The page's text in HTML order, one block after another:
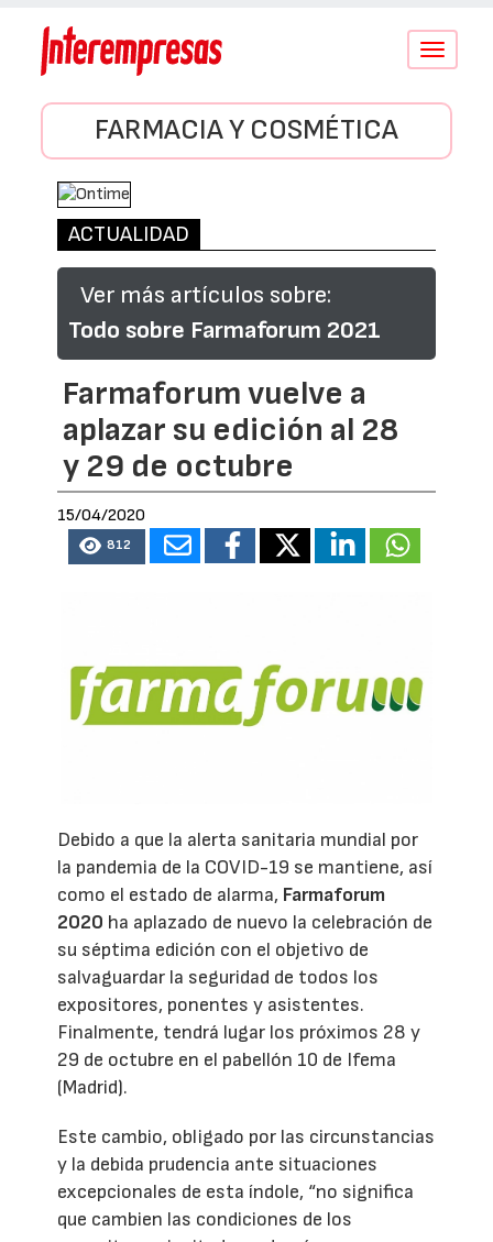
Conmutar
FARMACIA Y COSMÉTICA
ACTUALIDAD
Ver más artículos sobre:
Todo sobre Farmaforum 2021
Farmaforum vuelve a
aplazar su edición al 28
y 29 de octubre
15/04/2020
812
Debido a que la alerta sanitaria mundial por
la pandemia de la COVID-19 se mantiene, así
como el estado de alarma, Farmaforum
2020 ha aplazado de nuevo la celebración de
su séptima edición con el objetivo de
salvaguardar la seguridad de todos los
expositores, ponentes y asistentes.
Finalmente, tendrá lugar los próximos 28 y
29 de octubre en el pabellón 10 de Ifema
(Madrid).
Este cambio, obligado por las circunstancias
y la debida prudencia ante situaciones
excepcionales de esta índole, “no significa
que cambien las condiciones de los